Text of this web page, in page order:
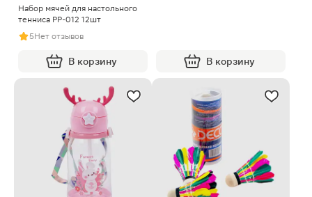
Набор мячей для настольного
тенниса PP-012 12шт
5Нет отзывов
В корзину В корзину